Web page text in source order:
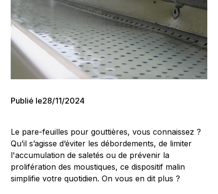
Publié le28/11/2024
Le pare-feuilles pour gouttières, vous connaissez ?
Qu’il s’agisse d’éviter les débordements, de limiter
l'accumulation de saletés ou de prévenir la
prolifération des moustiques, ce dispositif malin
simplifie votre quotidien. On vous en dit plus ?